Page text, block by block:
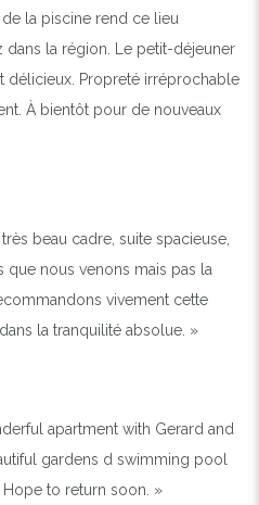
de la piscine rend ce lieu
la région. Le petit-déjeuner
délicieux. Propreté irréprochable
À bientôt pour de nouveaux
beau cadre, suite spacieuse,
nous venons mais pas la
vivement cette
la tranquilité absolue. »
apartment with Gerard and
gardens d swimming pool
to return soon. »